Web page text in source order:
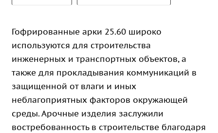
Гофрированные арки 25.60 широко
используются для строительства
инженерных и транспортных объектов, а
также для прокладывания коммуникаций в
защищенной от влаги и иных
неблагоприятных факторов окружающей
среды. Арочные изделия заслужили
востребованность в строительстве благодаря